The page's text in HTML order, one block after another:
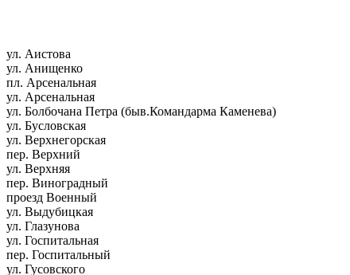
ул. Аистова
ул. Анищенко
пл. Арсенальная
ул. Арсенальная
ул. Болбочана Петра (быв.Командарма Каменева)
ул. Бусловская
ул. Верхнегорская
пер. Верхний
ул. Верхняя
пер. Виноградный
проезд Военный
ул. Выдубицкая
ул. Глазунова
ул. Госпитальная
пер. Госпитальный
ул. Гусовского